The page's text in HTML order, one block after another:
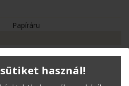
Papíráru
192
sütiket használ!